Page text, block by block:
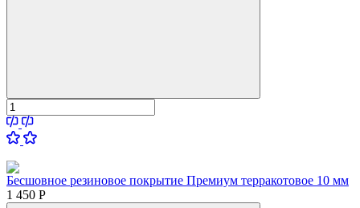
Бесшовное резиновое покрытие Премиум терракотовое 10 мм
1 450 Р